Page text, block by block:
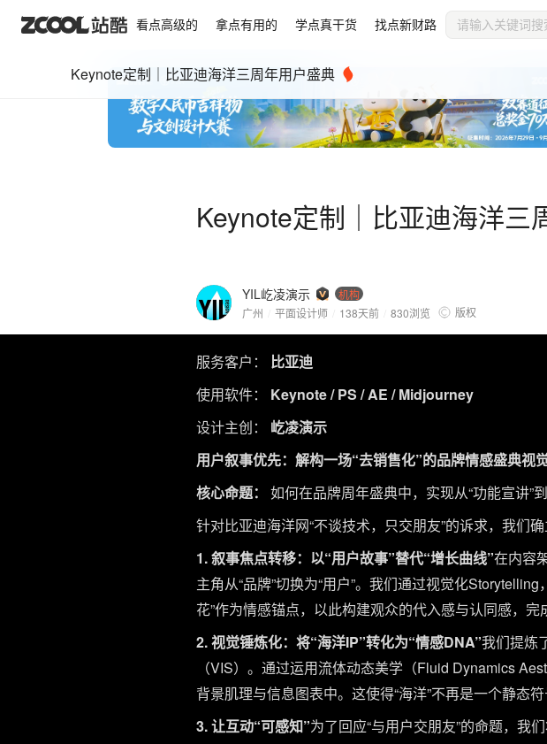
看点高级的 拿点有用的 学点真干货 找点新财路
Keynote定制｜比亚迪海洋三
YIL屹凌演示
机构
广州
平面设计师 138天前 830浏览 版权
Keynote定制｜比亚迪海洋三周年用户盛典
服务客户： 比亚迪
使用软件： Keynote / PS / AE / Midjourney
设计主创： 屹凌演示
用户叙事优先：解构一场“去销售化”的品牌情感盛典视
核心命题：
如何在品牌周年盛典中，实现从“功能宣讲”
针对比亚迪海洋网“不谈技术，只交朋友”的诉求，我们
1. 叙事焦点转移：以“用户故事”替代“增长曲线”在内容
主角从“品牌”切换为“用户”。我们通过视觉化
花”作为情感锚点，以此构建观众的代入感与认同感，完
2. 视觉锤炼化：将“海洋IP”转化为“情感DNA”我们提炼
（VIS）。通过运用流体动态美学（Fluid Dynamics
背景肌理与信息图表中。这使得“海洋”不再是一个静态
3. 让互动“可感知”为了回应“与用户交朋友”的命题，我